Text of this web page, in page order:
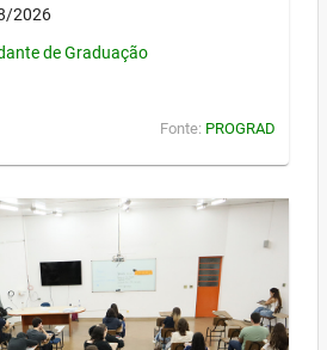
2026
de Graduação
Fonte: PROGRAD